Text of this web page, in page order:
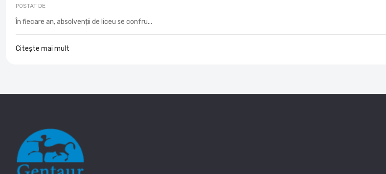
POSTAT DE
În fiecare an, absolvenții de liceu se confru...
Citește mai mult